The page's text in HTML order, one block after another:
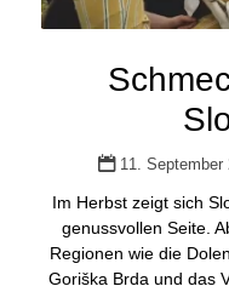
11. September
Im Herbst zeigt sich
genussvollen Seite.
Regionen wie die
Goriška Brda und das